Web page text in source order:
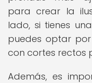
para crear la
lado, si tienes
puedes optar
con cortes rectos
Además, es